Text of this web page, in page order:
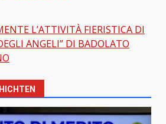
L’ATTIVITÀ FIERISTICA DI
ANGELI” DI BADOLATO